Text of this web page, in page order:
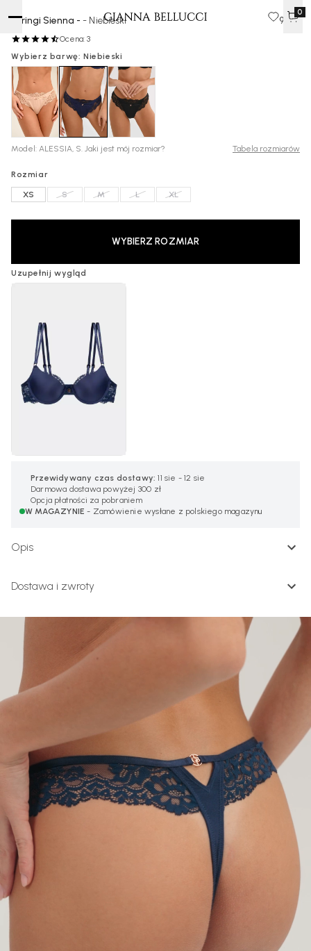
0
Stringi Sienna - - Niebieski 90 zł
Ocena: 3
Wybierz barwę: Niebieski
Model: ALESSIA, S. Jaki jest mój rozmiar? Tabela rozmiarów
Rozmiar
XS S M L XL
WYBIERZ ROZMIAR
Uzupełnij wygląd
Przewidywany czas dostawy: 11 sie - 12 sie
Darmowa dostawa powyżej 300 zł
Opcja płatności za pobraniem
W MAGAZYNIE - Zamówienie wysłane z polskiego magazynu
Opis
Dostawa i zwroty